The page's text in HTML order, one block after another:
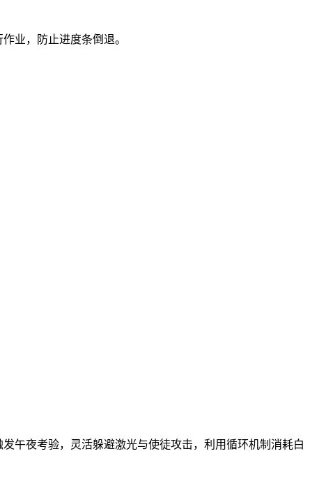
业，防止进度条倒退。
午夜考验，灵活躲避激光与使徒攻击，利用循环机制消耗白